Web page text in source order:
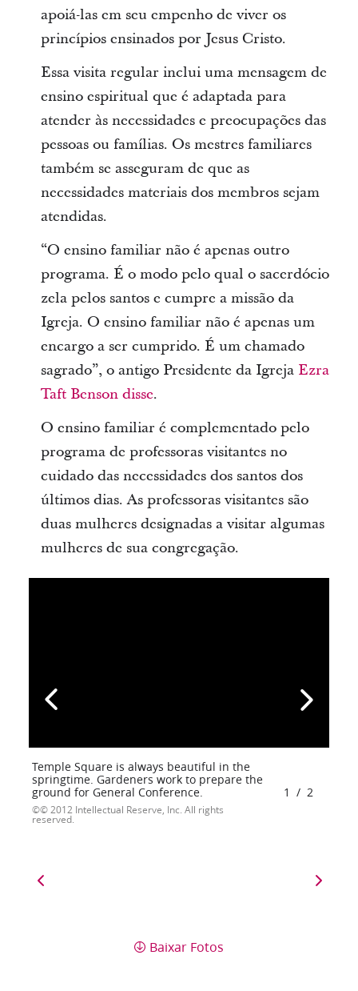
apoiá-las em seu empenho de viver os
princípios ensinados por Jesus Cristo.
Essa visita regular inclui uma mensagem de
ensino espiritual que é adaptada para
atender às necessidades e preocupações das
pessoas ou famílias. Os mestres familiares
também se asseguram de que as
necessidades materiais dos membros sejam
atendidas.
“O ensino familiar não é apenas outro
programa. É o modo pelo qual o sacerdócio
zela pelos santos e cumpre a missão da
Igreja. O ensino familiar não é apenas um
encargo a ser cumprido. É um chamado
sagrado”, o antigo Presidente da Igreja Ezra
Taft Benson disse.
O ensino familiar é complementado pelo
programa de professoras visitantes no
cuidado das necessidades dos santos dos
últimos dias. As professoras visitantes são
duas mulheres designadas a visitar algumas
mulheres de sua congregação.
Temple Square is always beautiful in the
springtime. Gardeners work to prepare the
ground for General Conference.
© 2012 Intellectual Reserve, Inc. All rights
reserved.
1 / 2
Baixar Fotos